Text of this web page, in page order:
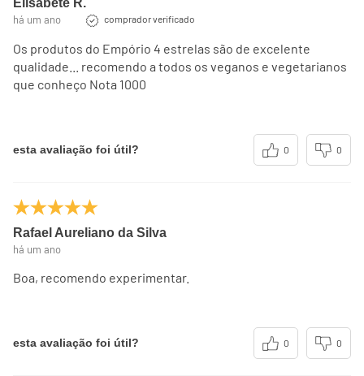
Elisabete R.
há um ano comprador verificado
Os produtos do Empório 4 estrelas são de excelente
qualidade... recomendo a todos os veganos e vegetarianos
que conheço Nota 1000
esta avaliação foi útil? 0 0
Rafael Aureliano da Silva
há um ano
Boa, recomendo experimentar.
esta avaliação foi útil? 0 0